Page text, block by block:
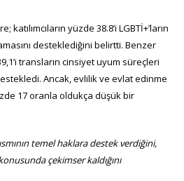
katılımcıların yüzde 38.8’i LGBTİ+’ların
desteklediğini belirtti. Benzer
transların cinsiyet uyum süreçleri
Ancak, evlilik ve evlat edinme
17 oranla oldukça düşük bir
temel haklara destek verdiğini,
çekimser kaldığını